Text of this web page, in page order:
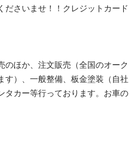
ださいませ！！クレジットカード
のほか、注文販売（全国のオーク
す）、一般整備、板金塗装（自社
タカー等行っております。お車の